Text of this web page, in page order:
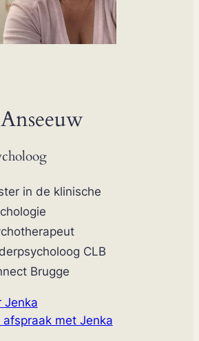
in de klinische
CLB
Brugge
Jenka
afspraak met Jenka